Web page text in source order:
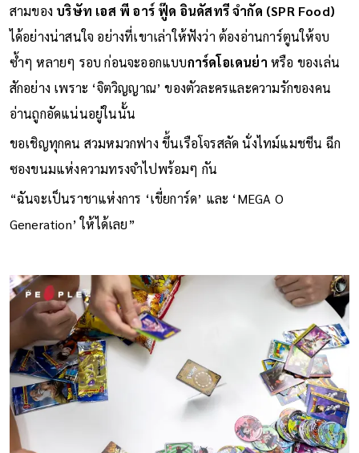
สามของ บริษัท เอส พี อาร์ ฟู๊ด อินดัสทรี จำกัด (SPR Food)
ได้อย่างน่าสนใจ อย่างที่เขาเล่าให้ฟังว่า ต้องอ่านการ์ตูนให้จบ
ซ้ำๆ หลายๆ รอบ ก่อนจะออกแบบการ์ดโอเดนย่า หรือ ของเล่น
สักอย่าง เพราะ ‘จิตวิญญาณ’ ของตัวละครและความรักของคน
อ่านถูกอัดแน่นอยู่ในนั้น
ขอเชิญทุกคน สวมหมวกฟาง ขึ้นเรือโจรสลัด นั่งไทม์แมชชีน ฉีก
ซองขนมแห่งความทรงจำไปพร้อมๆ กัน
“ฉันจะเป็นราชาแห่งการ ‘เขี่ยการ์ด’ และ ‘MEGA O
Generation’ ให้ได้เลย”